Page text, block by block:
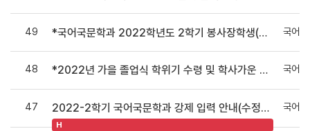
49 *국어국문학과 2022학년도 2학기 봉사장학생(학과도우미) 선발 안내* 국어
48 *2022년 가을 졸업식 학위기 수령 및 학사가운 대여 안내* 국어
47 2022-2학기 국어국문학과 강제 입력 안내(수정***신청서 제출 마감일 변경***반드시 재확인)
H
국어